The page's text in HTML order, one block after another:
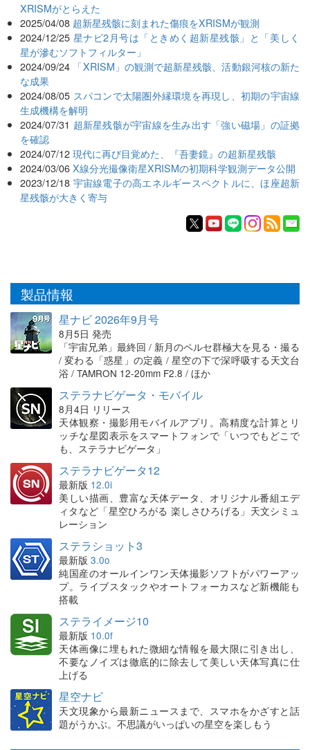
XRISMがとらえた
2025/04/08 超新星残骸に刻まれた傷痕をXRISMが観測
2024/12/25 星ナビ2月号は「ときめく超新星残骸」と「美しく
星が滲むソフトフィルター」
2024/09/24 「XRISM」の観測で超新星残骸、活動銀河核の新た
な成果
2024/08/05 スパコンで太陽圏外縁環境を再現し、初期の宇宙線
生成機構を解明
2024/07/31 超新星残骸が宇宙線を生み出す「強い磁場」の証拠
を確認
2024/07/12 現代に再び目覚めた、『吾妻鏡』の超新星残骸
2024/03/06 X線分光撮像衛星XRISMの初期科学観測データ公開
2023/12/18 宇宙線電子の高エネルギースペクトルに、ほ座超新
星残骸が大きく寄与
製品情報
星ナビ 2026年9月号
8月5日 発売
「宇宙兄弟」最終回 / 新月のペルセ群極大を見る・撮る
/ 変わる「惑星」の定義 / 星空の下で深呼吸する天文台
浴 / TAMRON 12-20mm F2.8 / ほか
ステラナビゲータ・モバイル
8月4日 リリース
天体観察・撮影用モバイルアプリ。高精度な計算とリ
ッチな星図表示をスマートフォンで「いつでもどこで
も、ステラナビゲータ」
ステラナビゲータ12
最新版 12.0i
美しい描画、豊富な天体データ、オリジナル番組エデ
ィタなど「星空ひろがる 楽しさひろげる」天文シミュ
レーション
ステラショット3
最新版 3.0o
純国産のオールインワン天体撮影ソフトがパワーアッ
プ。ライブスタックやオートフォーカスなど新機能も
搭載
ステライメージ10
最新版 10.0f
天体画像に埋もれた微細な情報を最大限に引き出し、
不要なノイズは徹底的に除去して美しい天体写真に仕
上げる
星空ナビ
天文現象から最新ニュースまで、スマホをかざすと話
題がうかぶ。不思議がいっぱいの星空を楽しもう